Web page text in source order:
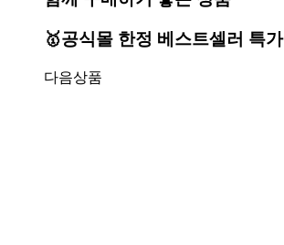
🥇공식몰 한정 베스트셀러 특가
다음상품